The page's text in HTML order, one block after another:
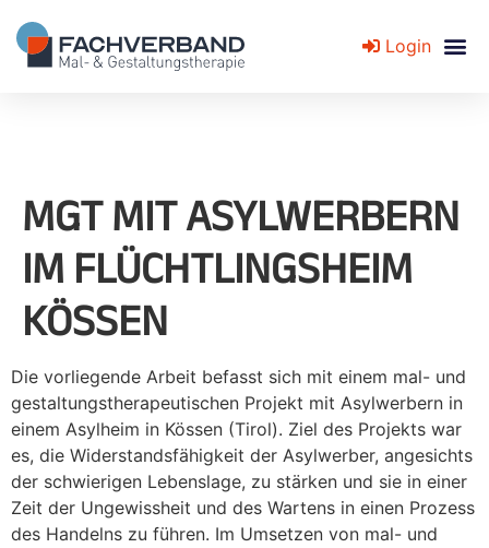
Login
MGT MIT ASYLWERBERN
IM FLÜCHTLINGSHEIM
KÖSSEN
Die vorliegende Arbeit befasst sich mit einem mal- und
gestaltungstherapeutischen Projekt mit Asylwerbern in
einem Asylheim in Kössen (Tirol). Ziel des Projekts war
es, die Widerstandsfähigkeit der Asylwerber, angesichts
der schwierigen Lebenslage, zu stärken und sie in einer
Zeit der Ungewissheit und des Wartens in einen Prozess
des Handelns zu führen. Im Umsetzen von mal- und